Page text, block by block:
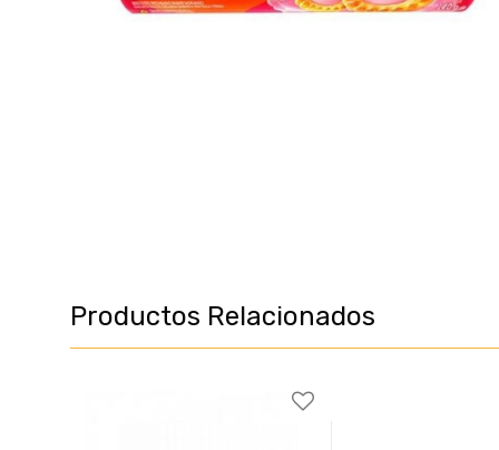
Productos Relacionados